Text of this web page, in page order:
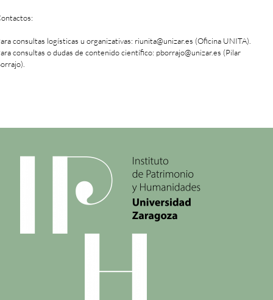
consultas logísticas u organizativas: riunita@unizar.es (Oficina UNITA).
consultas o dudas de contenido científico: pborrajo@unizar.es (Pilar